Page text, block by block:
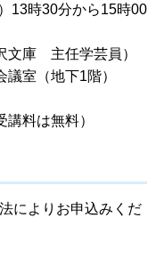
13時30分から15時00
文庫 主任学芸員）
室（地下1階）
料は無料）
によりお申込みくだ